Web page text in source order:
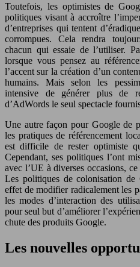
Toutefois, les optimistes de
politiques visant à accroître
d’entreprises qui tentent
corrompues. Cela rendra
chacun qui essaie de l’utiliser.
lorsque vous pensez au
l’accent sur la création d’un
humains. Mais selon les
intensive de générer plus de
d’AdWords le seul spectacle
Une autre façon pour Google de
les pratiques de référencement
est difficile de rester optimiste
Cependant, ses politiques l’ont
avec l’UE à diverses occasions,
Les politiques de colonisation
effet de modifier radicalement les
les modes d’interaction des
pour seul but d’améliorer
chute des produits Google.
Les nouvelles